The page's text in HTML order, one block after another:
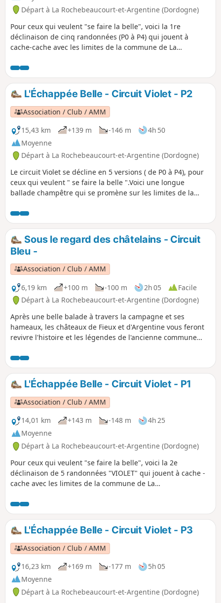
Départ à La Rochebeaucourt-et-Argentine (Dordogne)
Pour ceux qui veulent "se faire la belle", voici la 1re
déclinaison de cinq randonnées (P0 à P4) qui jouent à
cache-cache avec les limites de la commune de La
Blanzaguet.
L'Échappée Belle - Circuit Violet - P2
Association / Club / AMM
15,43 km
+139 m -146 m
4h 50
Moyenne
Départ à La Rochebeaucourt-et-Argentine (Dordogne)
Le circuit Violet se décline en 5 versions ( de P0 à P4), pour
ceux qui veulent " se faire la belle ".Voici une longue
ballade champêtre qui se promène sur les limites de la
Fontaine puis qui longe celle que marque la Nizonne, entre
Dordogne et Charente.
Sous le regard des châtelains - Circuit
Bleu -
Association / Club / AMM
6,19 km
+100 m -100 m 2h 05
Facile
Départ à La Rochebeaucourt-et-Argentine (Dordogne)
Après une belle balade à travers la campagne et ses
hameaux, les châteaux de Fieux et d'Argentine vous feront
revivre l'histoire et les légendes de l'ancienne commune
L'Échappée Belle - Circuit Violet - P1
Association / Club / AMM
14,01 km
+143 m -148 m
4h 25
Moyenne
Départ à La Rochebeaucourt-et-Argentine (Dordogne)
Pour ceux qui veulent "se faire la belle", voici la 2e
déclinaison de 5 randonnées "VIOLET" qui jouent à cache -
cache avec les limites de la commune de La
Promenade variée qui alterne petits hameaux, crêtes
panoramiques , sous-bois ombragés et chemin plein de
fraicheur.L'Échappée Belle - Circuit Violet - P3
Association / Club / AMM
16,23 km
+169 m -177 m
5h 05
Moyenne
Départ à La Rochebeaucourt-et-Argentine (Dordogne)